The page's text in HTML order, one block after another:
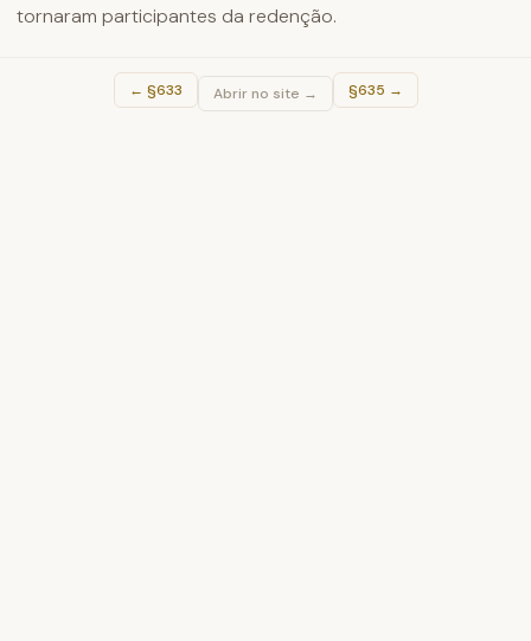
tornaram participantes da redenção.
← §633 Abrir no site → §635 →